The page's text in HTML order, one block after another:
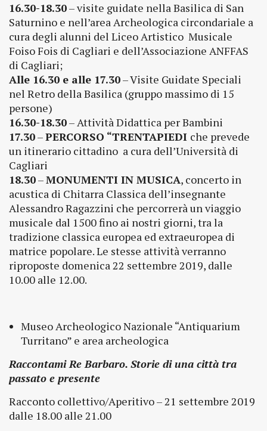
16.30-18.30– visite guidate nella Basilica di San
Saturnino e nell’area Archeologica circondariale a
cura degli alunni del Liceo Artistico Musicale
Foiso Fois di Cagliari e dell’Associazione ANFFAS
di Cagliari;
Alle 16.30 e alle 17.30– Visite Guidate Speciali
nel Retro della Basilica (gruppo massimo di 15
persone)
16.30-18.30– Attività Didattica per Bambini
17.30–PERCORSO “TRENTAPIEDI che prevede
un itinerario cittadino a cura dell’Università di
Cagliari
18.30–MONUMENTI IN MUSICA, concerto in
acustica di Chitarra Classica dell’insegnante
Alessandro Ragazzini che percorrerà un viaggio
musicale dal 1500 fino ai nostri giorni, tra la
tradizione classica europea ed extraeuropea di
matrice popolare. Le stesse attività verranno
riproposte domenica 22 settembre 2019, dalle
10.00 alle 12.00.
Museo Archeologico Nazionale “Antiquarium
Turritano” e area archeologica
Raccontami Re Barbaro. Storie di una città tra
passato e presente
Racconto collettivo/Aperitivo – 21 settembre 2019
dalle 18.00 alle 21.00